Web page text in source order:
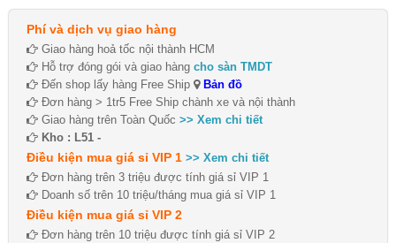
Phí và dịch vụ giao hàng
Giao hàng hoả tốc nội thành HCM
Hỗ trợ đóng gói và giao hàng cho sàn TMDT
Đến shop lấy hàng Free Ship
Bản đồ
Đơn hàng > 1tr5 Free Ship chành xe và nội thành
Giao hàng trên Toàn Quốc >> Xem chi tiết
Kho : L51 -
Điều kiện mua giá sỉ VIP 1 >> Xem chi tiết
Đơn hàng trên 3 triệu được tính giá sỉ VIP 1
Doanh số trên 10 triệu/tháng mua giá sỉ VIP 1
Điều kiện mua giá sỉ VIP 2
Đơn hàng trên 10 triệu được tính giá sỉ VIP 2